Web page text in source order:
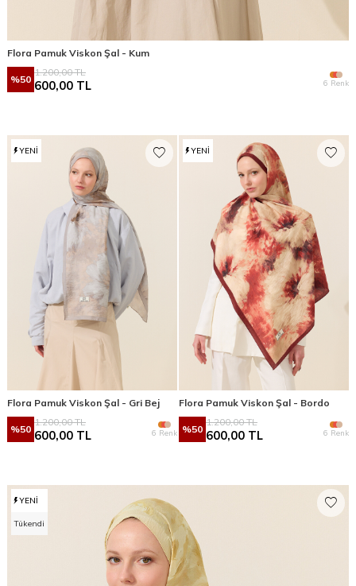
Flora Pamuk Viskon Şal - Kum
%50
1.200,00TL
600,00 TL 6 Renk
YENI
Flora Pamuk Viskon Şal - Gri Bej
%50
1.200,00TL
600,00 TL 6 Renk
YENI
Flora Pamuk Viskon Şal - Bordo
%50
1.200,00TL
600,00 TL 6 Renk
YENI
Tükendi